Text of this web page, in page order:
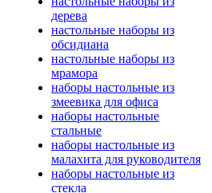
дерева
настольные наборы из
обсидиана
настольные наборы из
мрамора
наборы настольные из
змеевика для офиса
наборы настольные
стальные
наборы настольные из
малахита для руководителя
наборы настольные из
стекла